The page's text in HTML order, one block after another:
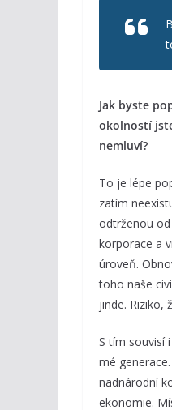
Jak byste
okolností
nemluví?
To je lépe
zatím
odtrženou
korporace a
úroveň.
toho naše
jinde. Riziko,
S tím souvisí
mé
nadnárodní
ekonomie.